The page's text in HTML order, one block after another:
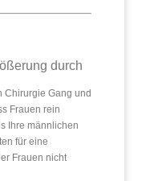
durch
Chirurgie Gang und
Frauen rein
Ihre männlichen
für eine
Frauen nicht